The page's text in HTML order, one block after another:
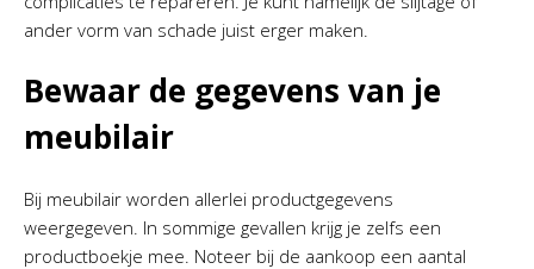
ander vorm van schade juist erger maken.
Bewaar de gegevens van je
meubilair
Bij meubilair worden allerlei productgegevens
weergegeven. In sommige gevallen krijg je zelfs een
productboekje mee. Noteer bij de aankoop een aantal